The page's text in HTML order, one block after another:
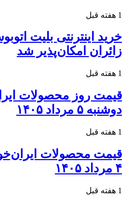
1 هفته قبل
خرید اینترنتی بلیت
زائران امکان‌پذیر شد
1 هفته قبل
قیمت روز محصولات
دوشنبه ۵ مرداد ۱۴۰۵
1 هفته قبل
قیمت محصولات
۴ مرداد ۱۴۰۵
1 هفته قبل